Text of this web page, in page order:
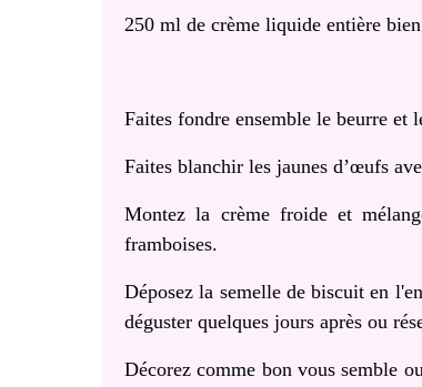
250 ml de crème liquide entière
Faites fondre ensemble le beurre et
Faites blanchir les jaunes d’œufs
Montez la crème froide et
framboises.
Déposez la semelle de biscuit en
déguster quelques jours après ou
Décorez comme bon vous semble